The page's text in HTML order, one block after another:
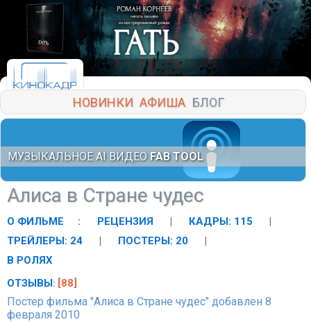
НОВИНКИ АФИША БЛОГ
МУЗЫКАЛЬНОЕ AI ВИДЕО FAB TOOL
Алиса в Стране чудес
О ФИЛЬМЕ : РЕЦЕНЗИЯ | КАДРЫ: 115
|
ТРЕЙЛЕРЫ: 24
| ПОСТЕРЫ: 20
|
В РОЛЯХ
ОТЗЫВЫ: [88]
Постер фильма "Алиса в Стране чудес" добавлен 8
февраля 2010